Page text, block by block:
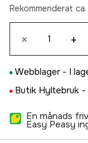
Rekommenderat
× +
Webblager - I
Butik Hyltebruk -
En månads
Easy Peasy